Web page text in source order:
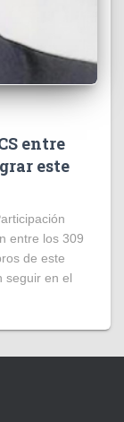
entre
este
entre los 309
de este
seguir en el